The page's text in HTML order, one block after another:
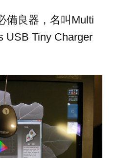
備良器，名叫Multi
USB Tiny Charger